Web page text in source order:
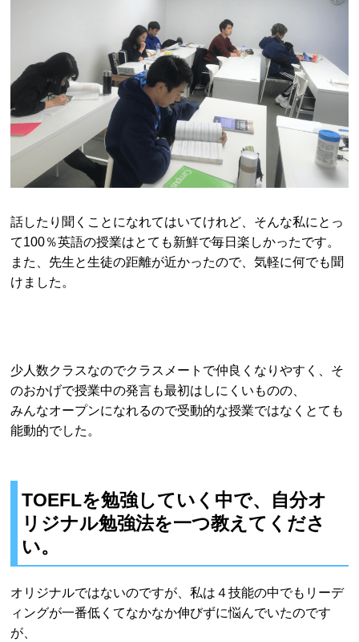
話したり聞くことになれてはいてけれど、そんな私にとっ
て100％英語の授業はとても新鮮で毎日楽しかったです。
また、先生と生徒の距離が近かったので、気軽に何でも聞
けました。
少人数クラスなのでクラスメートで仲良くなりやすく、そ
のおかげで授業中の発言も最初はしにくいものの、
みんなオープンになれるので受動的な授業ではなくとても
能動的でした。
TOEFLを勉強していく中で、自分オ
リジナル勉強法を一つ教えてくださ
い。
オリジナルではないのですが、私は４技能の中でもリーデ
ィングが一番低くてなかなか伸びずに悩んでいたのです
が、